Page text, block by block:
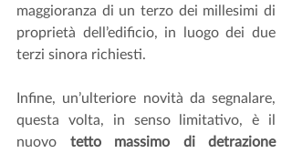
maggioranza di un terzo dei millesimi di
proprietà dell’edificio, in luogo dei due
terzi sinora richiesti.
Infine, un’ulteriore novità da segnalare,
questa volta, in senso limitativo, è il
nuovo tetto massimo di detrazione